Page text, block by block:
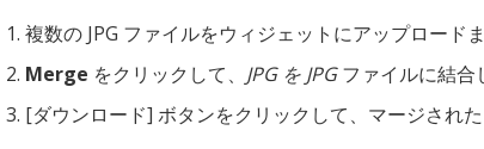
複数の JPG ファイルをウィジェットにアップロード
Merge をクリックして、 JPG を JPGファイルに結合
[ダウンロード] ボタンをクリックして、マージされた